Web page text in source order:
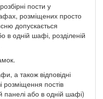
пости у
розміщених просто
допускається
в одній шафі, розділеній
а також відповідні
постів
панелі або в одній шафі)